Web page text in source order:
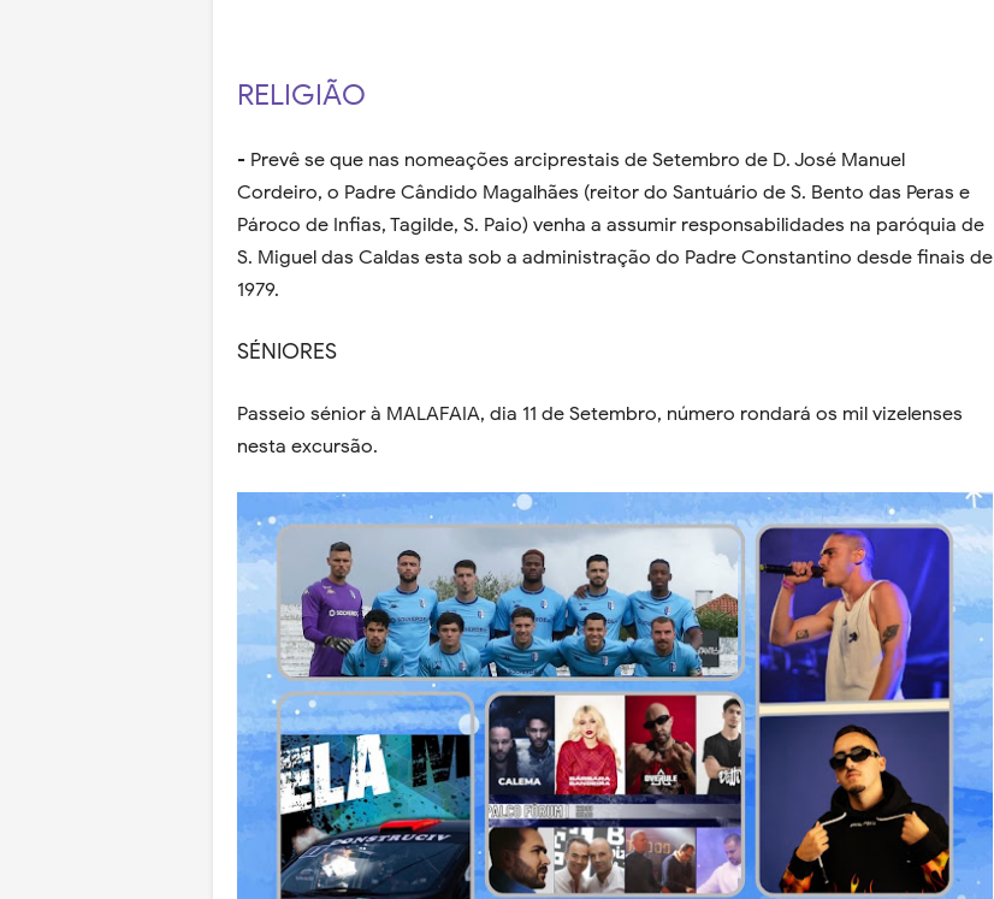
RELIGIÃO
- Prevê se que nas nomeações arciprestais de Setembro de D. José Manuel
Cordeiro, o Padre Cândido Magalhães (reitor do Santuário de S. Bento das Peras e
Pároco de Infias, Tagilde, S. Paio) venha a assumir responsabilidades na paróquia de
S. Miguel das Caldas esta sob a administração do Padre Constantino desde finais de
1979.
SÉNIORES
Passeio sénior à MALAFAIA, dia 11 de Setembro, número rondará os mil vizelenses
nesta excursão.